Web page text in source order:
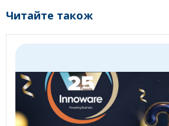
Читайте також